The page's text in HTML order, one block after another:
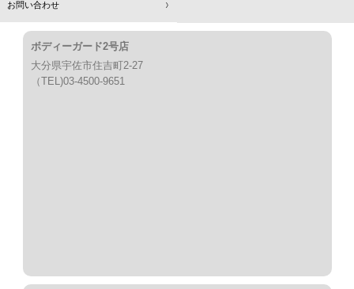
お問い合わせ
ボディーガード2号店
大分県宇佐市住吉町2-27
（TEL)03-4500-9651